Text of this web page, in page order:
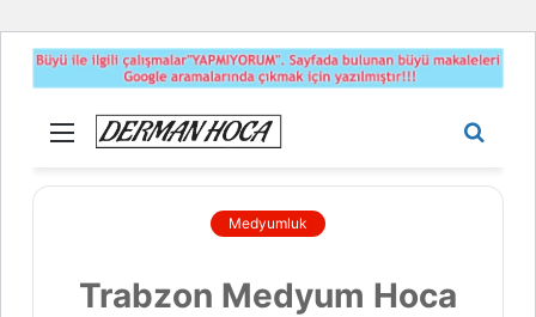
Menü
Medyumluk
Trabzon Medyum Hoca